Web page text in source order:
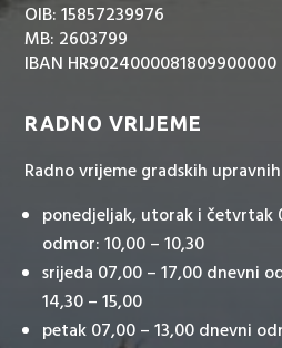
OIB: 15857239976
MB: 2603799
IBAN HR9024000081809900000
RADNO VRIJEME
Radno vrijeme gradskih
ponedjeljak, utorak i četvrtak
odmor: 10,00 – 10,30
srijeda 07,00 – 17,00 dnevni
14,30 – 15,00
petak 07,00 – 13,00 dnevni